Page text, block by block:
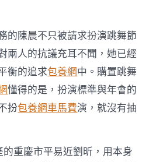
的陳晨不只被請求扮演跳舞節
兩人的抗議充耳不聞，她已經
衡的追求包養網中。購置跳舞
懂得的是，扮演標準與年會的
扮包養網車馬費演，就沒有抽
重慶市平易近劉昕，用本身